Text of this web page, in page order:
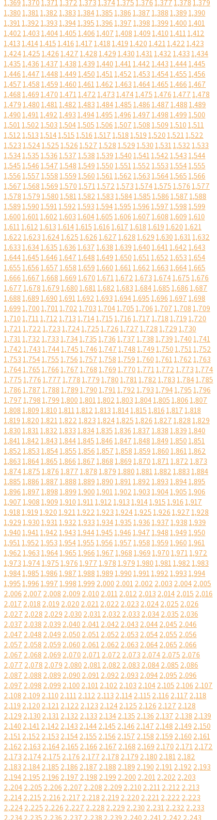
1,3691,3701,3711,3721,3731,3741,3751,3761,3771,3781,379
1,3801,3811,3821,3831,3841,3851,3861,3871,3881,3891,390
1,3911,3921,3931,3941,3951,3961,3971,3981,3991,4001,401
1,4021,4031,4041,4051,4061,4071,4081,4091,4101,4111,412
1,4131,4141,4151,4161,4171,4181,4191,4201,4211,4221,423
1,4241,4251,4261,4271,4281,4291,4301,4311,4321,4331,434
1,4351,4361,4371,4381,4391,4401,4411,4421,4431,4441,445
1,4461,4471,4481,4491,4501,4511,4521,4531,4541,4551,456
1,4571,4581,4591,4601,4611,4621,4631,4641,4651,4661,467
1,4681,4691,4701,4711,4721,4731,4741,4751,4761,4771,478
1,4791,4801,4811,4821,4831,4841,4851,4861,4871,4881,489
1,4901,4911,4921,4931,4941,4951,4961,4971,4981,4991,500
1,5011,5021,5031,5041,5051,5061,5071,5081,5091,5101,511
1,5121,5131,5141,5151,5161,5171,5181,5191,5201,5211,522
1,5231,5241,5251,5261,5271,5281,5291,5301,5311,5321,533
1,5341,5351,5361,5371,5381,5391,5401,5411,5421,5431,544
1,5451,5461,5471,5481,5491,5501,5511,5521,5531,5541,555
1,5561,5571,5581,5591,5601,5611,5621,5631,5641,5651,566
1,5671,5681,5691,5701,5711,5721,5731,5741,5751,5761,577
1,5781,5791,5801,5811,5821,5831,5841,5851,5861,5871,588
1,5891,5901,5911,5921,5931,5941,5951,5961,5971,5981,599
1,6001,6011,6021,6031,6041,6051,6061,6071,6081,6091,610
1,6111,6121,6131,6141,6151,6161,6171,6181,6191,6201,621
1,6221,6231,6241,6251,6261,6271,6281,6291,6301,6311,632
1,6331,6341,6351,6361,6371,6381,6391,6401,6411,6421,643
1,6441,6451,6461,6471,6481,6491,6501,6511,6521,6531,654
1,6551,6561,6571,6581,6591,6601,6611,6621,6631,6641,665
1,6661,6671,6681,6691,6701,6711,6721,6731,6741,6751,676
1,6771,6781,6791,6801,6811,6821,6831,6841,6851,6861,687
1,6881,6891,6901,6911,6921,6931,6941,6951,6961,6971,698
1,6991,7001,7011,7021,7031,7041,7051,7061,7071,7081,709
1,7101,7111,7121,7131,7141,7151,7161,7171,7181,7191,720
1,7211,7221,7231,7241,7251,7261,7271,7281,7291,730
1,7311,7321,7331,7341,7351,7361,7371,7381,7391,7401,741
1,7421,7431,7441,7451,7461,7471,7481,7491,7501,7511,752
1,7531,7541,7551,7561,7571,7581,7591,7601,7611,7621,763
1,7641,7651,7661,7671,7681,7691,7701,7711,7721,7731,774
1,7751,7761,7771,7781,7791,7801,7811,7821,7831,7841,785
1,7861,7871,7881,7891,7901,7911,7921,7931,7941,7951,796
1,7971,7981,7991,8001,8011,8021,8031,8041,8051,8061,807
1,8081,8091,8101,8111,8121,8131,8141,8151,8161,8171,818
1,8191,8201,8211,8221,8231,8241,8251,8261,8271,8281,829
1,8301,8311,8321,8331,8341,8351,8361,8371,8381,8391,840
1,8411,8421,8431,8441,8451,8461,8471,8481,8491,8501,851
1,8521,8531,8541,8551,8561,8571,8581,8591,8601,8611,862
1,8631,8641,8651,8661,8671,8681,8691,8701,8711,8721,873
1,8741,8751,8761,8771,8781,8791,8801,8811,8821,8831,884
1,8851,8861,8871,8881,8891,8901,8911,8921,8931,8941,895
1,8961,8971,8981,8991,9001,9011,9021,9031,9041,9051,906
1,9071,9081,9091,9101,9111,9121,9131,9141,9151,9161,917
1,9181,9191,9201,9211,9221,9231,9241,9251,9261,9271,928
1,9291,9301,9311,9321,9331,9341,9351,9361,9371,9381,939
1,9401,9411,9421,9431,9441,9451,9461,9471,9481,9491,950
1,9511,9521,9531,9541,9551,9561,9571,9581,9591,9601,961
1,9621,9631,9641,9651,9661,9671,9681,9691,9701,9711,972
1,9731,9741,9751,9761,9771,9781,9791,9801,9811,9821,983
1,9841,9851,9861,9871,9881,9891,9901,9911,9921,9931,994
1,9951,9961,9971,9981,999 2,000 2,0012,002 2,003 2,0042,005
2,006 2,007 2,008 2,009 2,010 2,0112,012 2,013 2,0142,015 2,016
2,017 2,018 2,019 2,020 2,0212,022 2,023 2,0242,025 2,026
2,027 2,028 2,029 2,030 2,0312,032 2,033 2,0342,035 2,036
2,037 2,038 2,039 2,040 2,0412,042 2,043 2,0442,045 2,046
2,047 2,048 2,049 2,050 2,0512,052 2,053 2,0542,055 2,056
2,057 2,058 2,059 2,060 2,0612,062 2,063 2,0642,065 2,066
2,067 2,068 2,069 2,070 2,0712,072 2,073 2,0742,075 2,076
2,077 2,078 2,079 2,080 2,0812,082 2,083 2,0842,085 2,086
2,087 2,088 2,089 2,090 2,0912,092 2,093 2,0942,095 2,096
2,097 2,098 2,099 2,100 2,1012,102 2,103 2,1042,105 2,106 2,107
2,108 2,109 2,110 2,1112,112 2,113 2,1142,115 2,116 2,117 2,118
2,119 2,120 2,1212,122 2,123 2,1242,125 2,126 2,127 2,128
2,129 2,130 2,1312,132 2,133 2,1342,135 2,136 2,137 2,138 2,139
2,140 2,1412,142 2,143 2,1442,145 2,146 2,147 2,148 2,149 2,150
2,1512,152 2,153 2,1542,155 2,156 2,157 2,158 2,159 2,160 2,161
2,162 2,163 2,1642,165 2,166 2,167 2,168 2,169 2,170 2,1712,172
2,173 2,1742,175 2,176 2,177 2,178 2,179 2,180 2,1812,182
2,183 2,1842,185 2,186 2,187 2,188 2,189 2,190 2,1912,192 2,193
2,1942,195 2,196 2,197 2,198 2,199 2,200 2,2012,202 2,203
2,2042,205 2,206 2,207 2,208 2,209 2,210 2,2112,212 2,213
2,2142,215 2,216 2,217 2,218 2,219 2,220 2,2212,222 2,223
2,2242,225 2,226 2,227 2,228 2,229 2,230 2,2312,232 2,233